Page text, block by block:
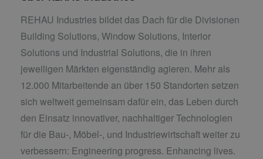
REHAU Industries bildet das Dach für die Divisionen
Building Solutions, Window Solutions, Interior
Solutions und Industrial Solutions, die in ihren
jeweiligen Märkten eigenständig agieren. Mehr als
12.000 Mitarbeitende an über 150 Standorten setzen
sich weltweit gemeinsam dafür ein, das Leben durch
den Einsatz innovativer, nachhaltiger Technologien
für die Bau-, Möbel-, und Industriewirtschaft weiter zu
verbessern: Engineering progress. Enhancing lives.